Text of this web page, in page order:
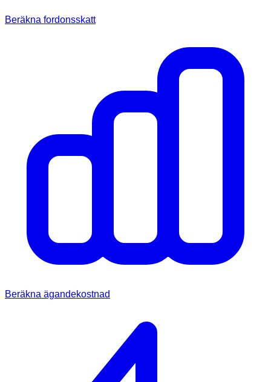
Beräkna fordonsskatt
Beräkna ägandekostnad